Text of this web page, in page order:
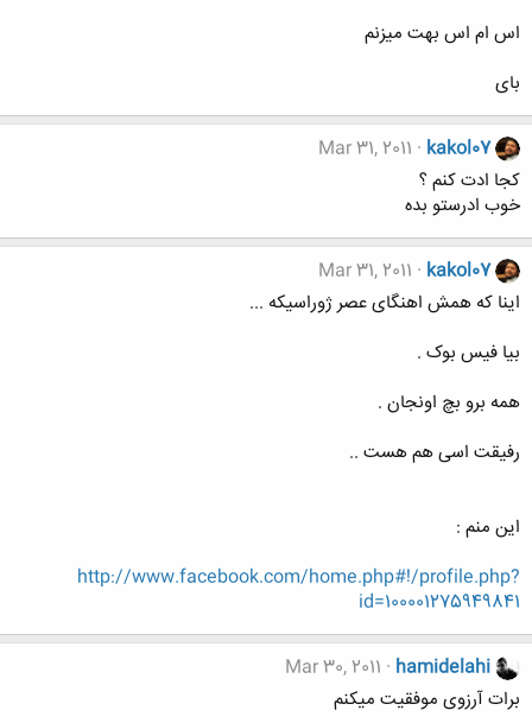
اس ام اس بهت میزنم
بای
kakol07
Mar 31, 2011
کجا ادت کنم ؟
خوب ادرستو بده
kakol07
Mar 31, 2011
اینا که همش اهنگای عصر ژوراسیکه ...
بیا فیس بوک .
همه برو بچ اونجان .
رفیقت اسی هم هست ..
این منم :
http://www.facebook.com/home.php#!/profile.php?
id=100001275949841
hamidelahi
Mar 30, 2011
برات آرزوی موفقیت میکنم